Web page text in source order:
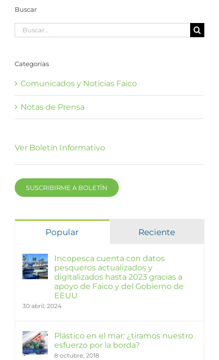
Buscar
Buscar:
Categorías
Comunicados y Noticias Faico
Notas de Prensa
Ver Boletín Informativo
SUSCRIBIRME A BOLETÍN
Popular Reciente
Incopesca cuenta con datos
pesqueros actualizados y
digitalizados hasta 2023 gracias a
apoyo de Faico y del Gobierno de
EEUU
30 abril, 2024
Plástico en el mar: ¿tiramos nuestro
esfuerzo por la borda?
8 octubre, 2018